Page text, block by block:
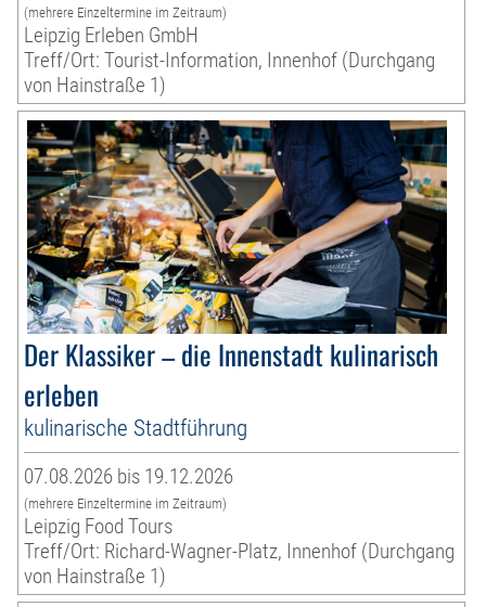
(mehrere Einzeltermine im Zeitraum)
Leipzig Erleben GmbH
Treff/Ort: Tourist-Information, Innenhof (Durchgang
von Hainstraße 1)
Der Klassiker – die Innenstadt kulinarisch
erleben
kulinarische Stadtführung
07.08.2026 bis 19.12.2026
(mehrere Einzeltermine im Zeitraum)
Leipzig Food Tours
Treff/Ort: Richard-Wagner-Platz, Innenhof (Durchgang
von Hainstraße 1)